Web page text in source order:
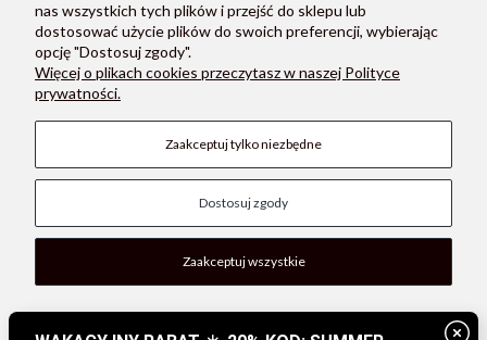
O NAS
MOON STORE W SOCIAL MEDIA
nas wszystkich tych plików i przejść do sklepu lub
dostosować użycie plików do swoich preferencji, wybierając
opcję "Dostosuj zgody".
Więcej o plikach cookies przeczytasz w naszej Polityce
prywatności.
Zaakceptuj tylko niezbędne
Dostosuj zgody
Zaakceptuj wszystkie